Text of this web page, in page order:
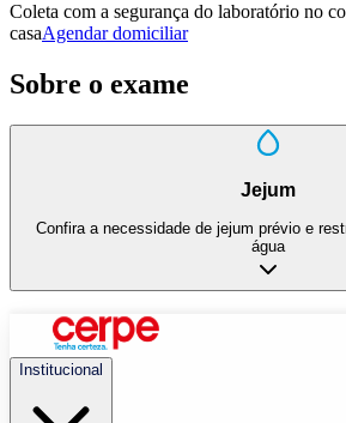
Coleta com a segurança do laboratório no
casaAgendar domiciliar
Sobre o exame
Jejum
Confira a necessidade de jejum prévio e
água
Institucional